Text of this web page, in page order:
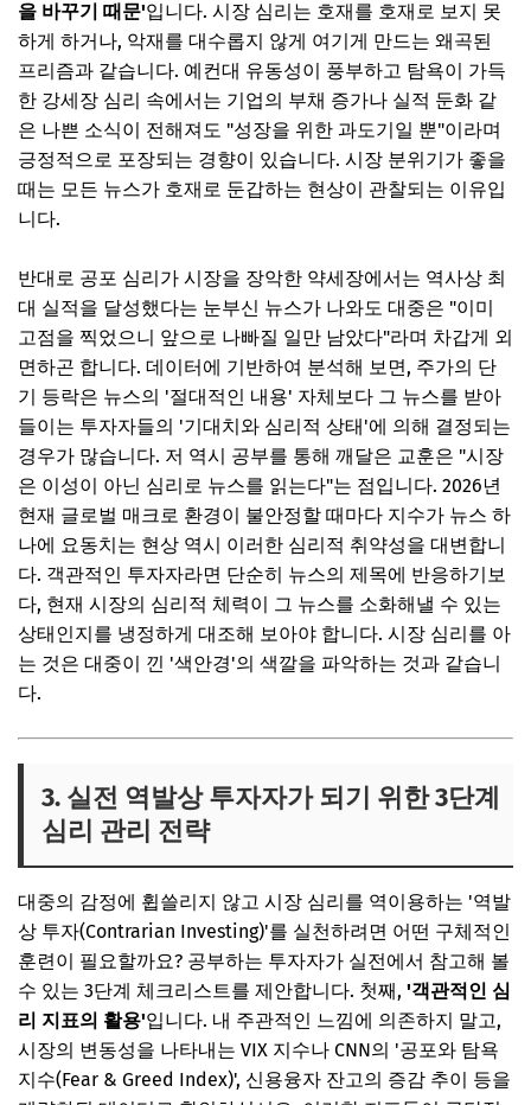
을 바꾸기 때문'입니다. 시장 심리는 호재를 호재로 보지 못
하게 하거나, 악재를 대수롭지 않게 여기게 만드는 왜곡된
프리즘과 같습니다. 예컨대 유동성이 풍부하고 탐욕이 가득
한 강세장 심리 속에서는 기업의 부채 증가나 실적 둔화 같
은 나쁜 소식이 전해져도 "성장을 위한 과도기일 뿐"이라며
긍정적으로 포장되는 경향이 있습니다. 시장 분위기가 좋을
때는 모든 뉴스가 호재로 둔갑하는 현상이 관찰되는 이유입
니다.
반대로 공포 심리가 시장을 장악한 약세장에서는 역사상 최
대 실적을 달성했다는 눈부신 뉴스가 나와도 대중은 "이미
고점을 찍었으니 앞으로 나빠질 일만 남았다"라며 차갑게 외
면하곤 합니다. 데이터에 기반하여 분석해 보면, 주가의 단
기 등락은 뉴스의 '절대적인 내용' 자체보다 그 뉴스를 받아
들이는 투자자들의 '기대치와 심리적 상태'에 의해 결정되는
경우가 많습니다. 저 역시 공부를 통해 깨달은 교훈은 "시장
은 이성이 아닌 심리로 뉴스를 읽는다"는 점입니다. 2026년
현재 글로벌 매크로 환경이 불안정할 때마다 지수가 뉴스 하
나에 요동치는 현상 역시 이러한 심리적 취약성을 대변합니
다. 객관적인 투자자라면 단순히 뉴스의 제목에 반응하기보
다, 현재 시장의 심리적 체력이 그 뉴스를 소화해낼 수 있는
상태인지를 냉정하게 대조해 보아야 합니다. 시장 심리를 아
는 것은 대중이 낀 '색안경'의 색깔을 파악하는 것과 같습니
다.
3. 실전 역발상 투자자가 되기 위한 3단계
심리 관리 전략
대중의 감정에 휩쓸리지 않고 시장 심리를 역이용하는 '역발
상 투자(Contrarian Investing)'를 실천하려면 어떤 구체적인
훈련이 필요할까요? 공부하는 투자자가 실전에서 참고해 볼
수 있는 3단계 체크리스트를 제안합니다. 첫째, '객관적인 심
리 지표의 활용'입니다. 내 주관적인 느낌에 의존하지 말고,
시장의 변동성을 나타내는 VIX 지수나 CNN의 '공포와 탐욕
지수(Fear & Greed Index)', 신용융자 잔고의 증감 추이 등을